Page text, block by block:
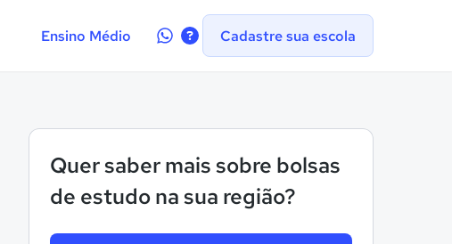
Ensino Médio
Contate-Cadastre sua escola
Quer saber mais sobre bolsas
de estudo na sua região?